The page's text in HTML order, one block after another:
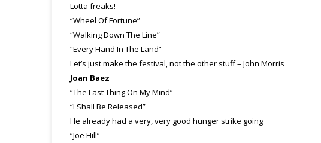
Lotta freaks!
“Wheel Of Fortune”
“Walking Down The Line”
“Every Hand In The Land”
Let’s just make the festival, not the other stuff – John Morris
Joan Baez
“The Last Thing On My Mind”
“I Shall Be Released”
He already had a very, very good hunger strike going
“Joe Hill”